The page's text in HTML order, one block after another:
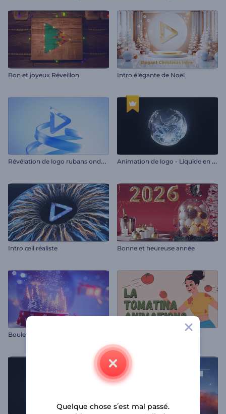
Bon et joyeux Réveillon Intro élégante de Noël
R
évélation de logo rubans ondulés A
nimation de logo - Liquide en rotation
Intro œil réaliste Bonne et heureuse année
Boule à neige magique de Noël
Quelque chose s՛est mal passé.